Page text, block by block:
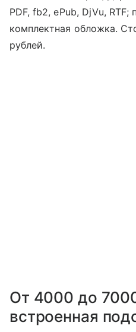
PDF, fb2, ePub, DjVu,
комплектная обложка.
рублей.
От 4000 до
встроенная